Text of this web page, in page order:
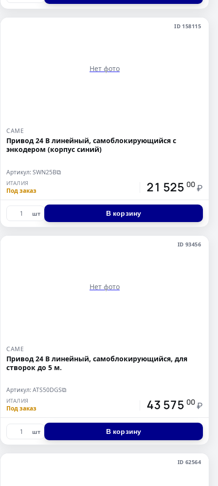
ID 158115
Нет фото
CAME
Привод 24 В линейный, самоблокирующийся с
энкодером (корпус синий)
Артикул: SWN25B⧉
ИТАЛИЯ
Под заказ 21 525 00 ₽
шт В корзину
ID 93456
Нет фото
CAME
Привод 24 В линейный, самоблокирующийся, для
створок до 5 м.
Артикул: ATS50DGS⧉
ИТАЛИЯ
Под заказ 43 575 00 ₽
шт В корзину
ID 62564